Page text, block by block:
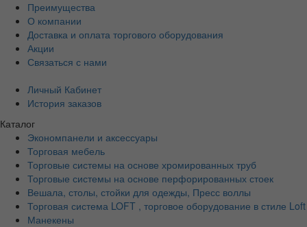
Преимущества
О компании
Доставка и оплата торгового оборудования
Акции
Связаться с нами
Личный Кабинет
История заказов
Каталог
Экономпанели и аксессуары
Торговая мебель
Торговые системы на основе хромированных труб
Торговые системы на основе перфорированных стоек
Вешала, столы, стойки для одежды, Пресс воллы
Торговая система LOFT , торговое оборудование в стиле Loft
Манекены